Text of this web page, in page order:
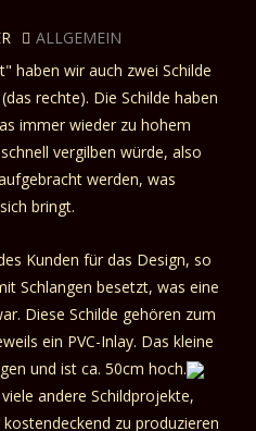
ALLGEMEIN
haben wir auch zwei Schilde
rechte). Die Schilde haben
immer wieder zu hohem
vergilben würde, also
werden, was
bringt.
Kunden für das Design, so
Schlangen besetzt, was eine
Diese Schilde gehören zum
ein PVC-Inlay. Das kleine
und ist ca. 50cm hoch.
andere Schildprojekte,
zu produzieren